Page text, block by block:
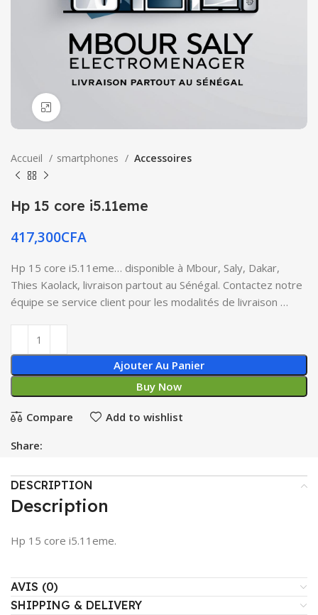
Accueil smartphones Accessoires
Hp 15 core i5.11eme
417,300CFA
Hp 15 core i5.11eme… disponible à Mbour, Saly, Dakar,
Thies Kaolack, livraison partout au Sénégal. Contactez notre
équipe se service client pour les modalités de livraison …
Ajouter Au Panier
Buy Now
Compare Add to wishlist
Share:
DESCRIPTION
Description
Hp 15 core i5.11eme.
AVIS (0)
SHIPPING & DELIVERY